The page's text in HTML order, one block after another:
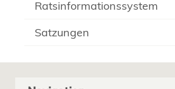
Ratsinformationssystem
Satzungen